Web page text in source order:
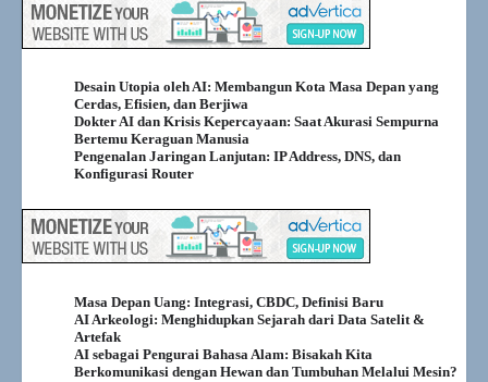
Desain Utopia oleh AI: Membangun Kota Masa Depan yang
Cerdas, Efisien, dan Berjiwa
Dokter AI dan Krisis Kepercayaan: Saat Akurasi Sempurna
Bertemu Keraguan Manusia
Pengenalan Jaringan Lanjutan: IP Address, DNS, dan
Konfigurasi Router
Masa Depan Uang: Integrasi, CBDC, Definisi Baru
AI Arkeologi: Menghidupkan Sejarah dari Data Satelit &
Artefak
AI sebagai Pengurai Bahasa Alam: Bisakah Kita
Berkomunikasi dengan Hewan dan Tumbuhan Melalui Mesin?